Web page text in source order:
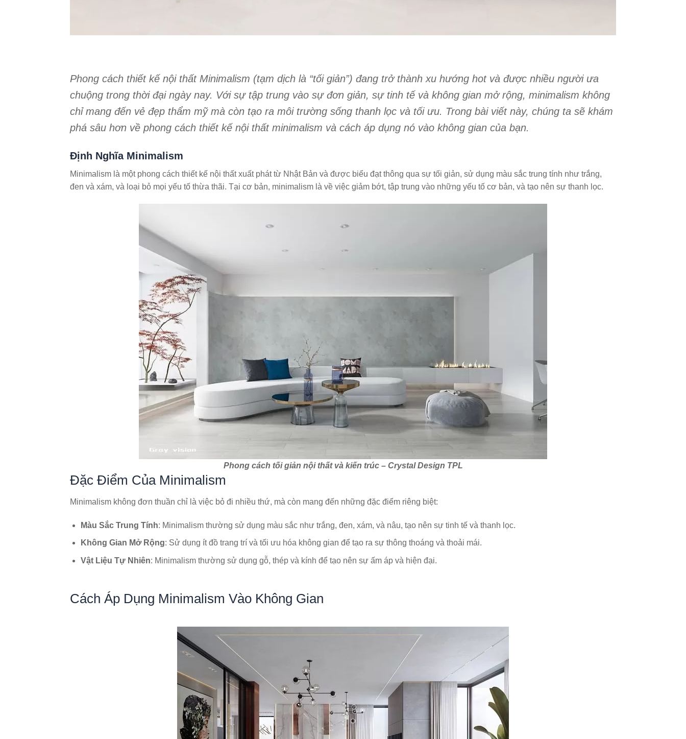
Phong cách thiết kế nội thất Minimalism (tạm dịch là “tối giản”) đang trở thành xu hướng hot và được nhiều người ưa
chuộng trong thời đại ngày nay. Với sự tập trung vào sự đơn giản, sự tinh tế và không gian mở rộng, minimalism không
chỉ mang đến vẻ đẹp thẩm mỹ mà còn tạo ra môi trường sống thanh lọc và tối ưu. Trong bài viết này, chúng ta sẽ khám
phá sâu hơn về phong cách thiết kế nội thất minimalism và cách áp dụng nó vào không gian của bạn.
Định Nghĩa Minimalism
Minimalism là một phong cách thiết kế nội thất xuất phát từ Nhật Bản và được biểu đạt thông qua sự tối giản, sử dụng màu sắc trung tính như trắng,
đen và xám, và loại bỏ mọi yếu tố thừa thãi. Tại cơ bản, minimalism là về việc giảm bớt, tập trung vào những yếu tố cơ bản, và tạo nên sự thanh lọc.
Phong cách tối giản nội thất và kiến trúc – Crystal Design TPL
Đặc Điểm Của Minimalism
Minimalism không đơn thuần chỉ là việc bỏ đi nhiều thứ, mà còn mang đến những đặc điểm riêng biệt:
Màu Sắc Trung Tính: Minimalism thường sử dụng màu sắc như trắng, đen, xám, và nâu, tạo nên sự tinh tế và thanh lọc.
Không Gian Mở Rộng: Sử dụng ít đồ trang trí và tối ưu hóa không gian để tạo ra sự thông thoáng và thoải mái.
Vật Liệu Tự Nhiên: Minimalism thường sử dụng gỗ, thép và kính để tạo nên sự ấm áp và hiện đại.
Cách Áp Dụng Minimalism Vào Không Gian